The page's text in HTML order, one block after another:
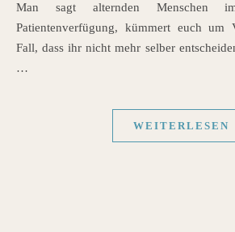
Man sagt alternden Menschen immer: macht eine
Patientenverfügung, kümmert euch um
Fall, dass ihr nicht mehr selber
…
WEITERLESEN